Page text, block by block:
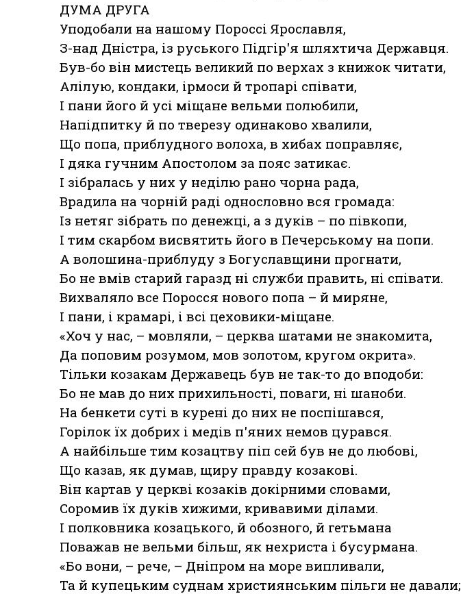
ДУМА ДРУГА
Уподобали на нашому Пороссі Ярославля,
З-над Дністра, із руського Підгір'я шляхтича Державця.
Був-бо він мистець великий по верхах з книжок читати,
Алілую, кондаки, ірмоси й тропарі співати,
І пани його й усі міщане вельми полюбили,
Напідпитку й по тверезу одинаково хвалили,
Що попа, приблудного волоха, в хибах поправляє,
І дяка гучним Апостолом за пояс затикає.
І зібралась у них у неділю рано чорна рада,
Врадила на чорній раді однословно вся громада:
Із нетяг зібрать по денежці, а з дуків – по півкопи,
І тим скарбом висвятить його в Печерському на попи.
А волошина-приблуду з Богуславщини прогнати,
Бо не вмів старий гаразд ні служби править, ні співати.
Вихваляло все Поросся нового попа – й миряне,
І пани, і крамарі, і всі цеховики-міщане.
«Хоч у нас, – мовляли, – церква шатами не знакомита,
Да поповим розумом, мов золотом, кругом окрита».
Тільки козакам Державець був не так-то до вподоби:
Бо не мав до них прихильності, поваги, ні шаноби.
На бенкети суті в курені до них не поспішався,
Горілок їх добрих і медів п'яних немов цурався.
А найбільше тим козацтву піп сей був не до любові,
Що казав, як думав, щиру правду козакові.
Він картав у церкві козаків докірними словами,
Соромив їх дуків хижими, кривавими ділами.
І полковника козацького, й обозного, й гетьмана
Поважав не вельми більш, як нехриста і бусурмана.
«Бо вони, – рече, – Дніпром на море випливали,
Та й купецьким суднам християнським пільги не давали;